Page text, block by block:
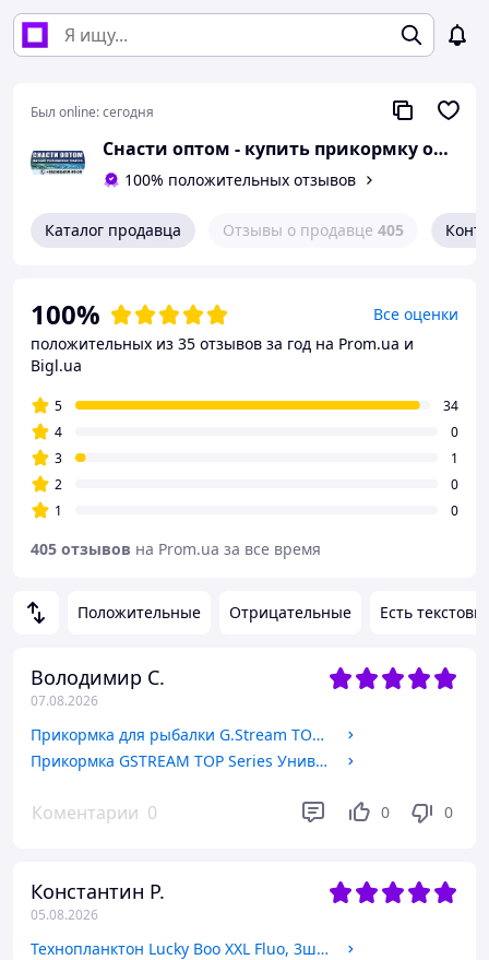
Был online:сегодня
Снасти оптом - купить прикормку оптом, купить поплавки, воблеры, удочки
100% положительных отзывов
Каталог продавца Отзывы о продавце 405
Положительные Отрицательные Есть
Володимир С.
07.08.2026
Прикормка для рыбалки G.Stream TOP Series Донная (кукуруза), 1кг
Прикормка GSTREAM TOP Series Универсал (конопля), 1кг
Коментарии 0 0 0
Константин Р.
05.08.2026
Технопланктон Lucky Boo XXL Fluo, 3шт/уп, 225г, Пряжене молоко
100%
Все оценки
положительных из 35 отзывов за год на Prom.ua и
Bigl.ua
5
34
4
0
3
1
2
0
1
0
405 отзывов на Prom.ua за все время